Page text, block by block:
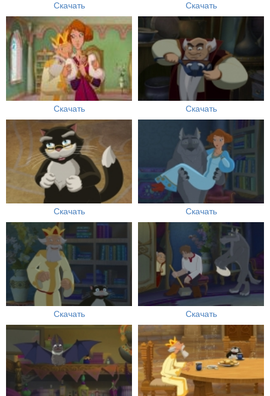
Скачать Скачать
Скачать Скачать
Скачать Скачать
Скачать Скачать